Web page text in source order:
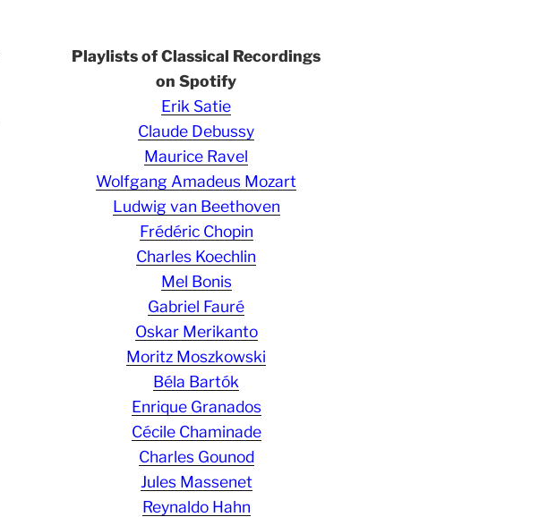
Playlists of Classical Recordings
on Spotify
Erik Satie
Claude Debussy
Maurice Ravel
Wolfgang Amadeus Mozart
Ludwig van Beethoven
Frédéric Chopin
Charles Koechlin
Mel Bonis
Gabriel Fauré
Oskar Merikanto
Moritz Moszkowski
Béla Bartók
Enrique Granados
Cécile Chaminade
Charles Gounod
Jules Massenet
Reynaldo Hahn